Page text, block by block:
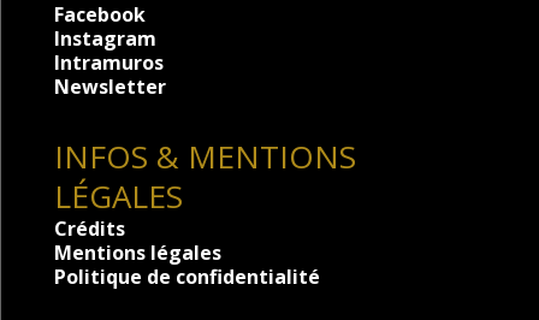
Facebook
Instagram
Intramuros
Newsletter
INFOS & MENTIONS
LÉGALES
Crédits
Mentions légales
Politique de confidentialité